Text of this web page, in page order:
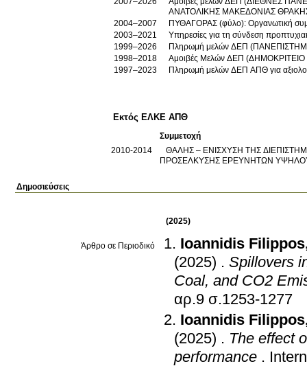
ΑΝΑΤΟΛΙΚΗΣ ΜΑΚΕΔΟΝΙΑΣ
2004–2007
ΠΥΘΑΓΟΡΑΣ (φύλο): Οργανωτική
2003–2021
Υπηρεσίες για τη σύνδεση
1999–2026
Πληρωμή μελών ΔΕΠ
1998–2018
Αμοιβές Μελών ΔΕΠ
1997–2023
Πληρωμή μελών ΔΕΠ ΑΠΘ για
Εκτός ΕΛΚΕ ΑΠΘ
Συμμετοχή
2010-2014
ΘΑΛΗΣ – ΕΝΙΣΧΥΣΗ ΤΗΣ
ΠΡΟΣΕΛΚΥΣΗΣ ΕΡΕΥΝΗΤΩΝ
Δημοσιεύσεις
(2025)
Άρθρο σε Περιοδικό Ioannidis Filippos
(2025) . Spillovers
Coal,
αρ.9 σ.1253-1277
Ioannidis Filippos
(2025) . The effect
performance .